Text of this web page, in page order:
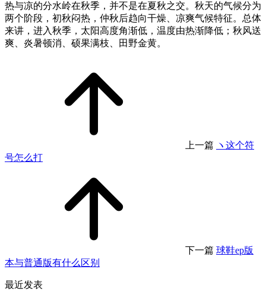
热与凉的分水岭在秋季，并不是在夏秋之交。秋天的气候分为
两个阶段，初秋闷热，仲秋后趋向干燥、凉爽气候特征。总体
来讲，进入秋季，太阳高度角渐低，温度由热渐降低；秋风送
爽、炎暑顿消、硕果满枝、田野金黄。
上一篇 ヽ这个符
号怎么打
下一篇 球鞋ep版
本与普通版有什么区别
最近发表